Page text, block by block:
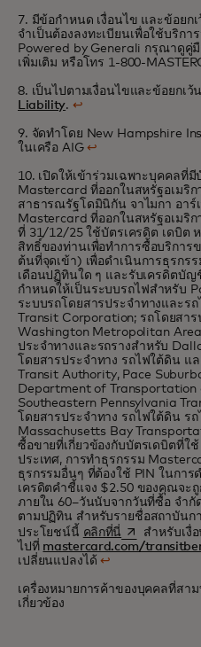
7. มีข้อกำหนด เงื่อนไข และข้อยก
จำเป็นต้องลงทะเบียนเพื่อใช้บริก
Powered by Generali กรุณาดูคู่
เพิ่มเติม หรือโทร 1-800-
8. เป็นไปตามเงื่อนไขและข้อยกเว้น
Liability. ↩
9. จัดทำโดย New Hampshire
ในเครือ AIG↩
10. เปิดให้เข้าร่วมเฉพาะบุคคลที่
Mastercard ที่ออกในสหรัฐอเมริก
สาธารณรัฐโดมินิกัน จาไมกา อาร์
Mastercardที่ออกในสหรัฐอเมริก
ที่ 31/12/25 ใช้บัตรเครดิต เดบิต
สิทธิ์ของท่านเพื่อทำการซื้อบริกา
ต้นที่จุดเข้า) เพื่อดำเนินการธุรก
เดือนปฏิทินใด ๆ และรับเครดิตบั
กำหนดให้เป็นระบบรถไฟสำหรับ
ระบบรถโดยสารประจำทางและร
Transit Corporation; รถโดยสา
Washington Metropolitan
ประจำทางและรถรางสำหรับ
โดยสารประจำทาง รถไฟใต้ดิน แ
Transit Authority, Pace
Department of Transportation
Southeastern Pennsylvania
โดยสารประจำทาง รถไฟใต้ดิน ร
Massachusetts Bay
ซื้อขายที่เกี่ยวข้องกับบัตรเดบิตที่ใ
ประเทศ, การทำธุรกรรม
ธุรกรรมอื่นๆ ที่ต้องใช้ PIN ในกา
เครดิตคำชี้แจง $2.50 ของคุณจะ
ภายใน 60–วันนับจากวันที่ซื้อ จำกั
ตามปฏิทิน สำหรับรายชื่อสถาบันก
ประโยชน์นี้ คลิกที่นี่ opens in a
สำหรับเงื่
ไปที่ mastercard.com/
เปลี่ยนแปลงได้↩
เครื่องหมายการค้าของบุคคลที่สา
เกี่ยวข้อง